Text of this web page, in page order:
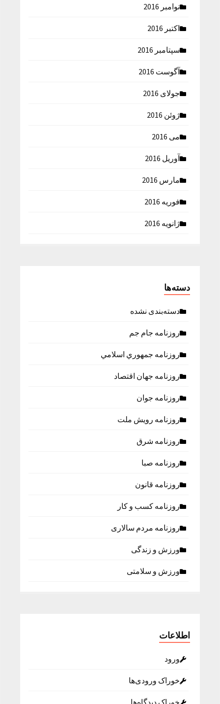
نوامبر 2016
اکتبر 2016
سپتامبر 2016
آگوست 2016
جولای 2016
ژوئن 2016
می 2016
آوریل 2016
مارس 2016
فوریه 2016
ژانویه 2016
دسته‌ها
دسته‌بندی نشده
روزنامه جام جم
روزنامه جمهوري اسلامي
روزنامه جهان اقتصاد
روزنامه جوان
روزنامه رویش ملت
روزنامه شرق
روزنامه صبا
روزنامه قانون
روزنامه كسب و كار
روزنامه مردم سالاری
ورزش و زندگی
ورزش و سلامتی
اطلاعات
ورود
خوراک ورودی‌ها
خوراک دیدگاه‌ها